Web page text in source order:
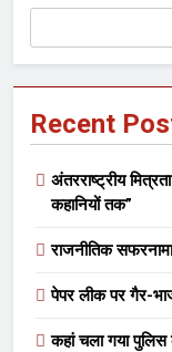
Recent
अंतरराष्ट्रीय
कहानियों तक”
राजनीतिक
पेपर लीक पर गैर-
कहां चला गया पुलिस